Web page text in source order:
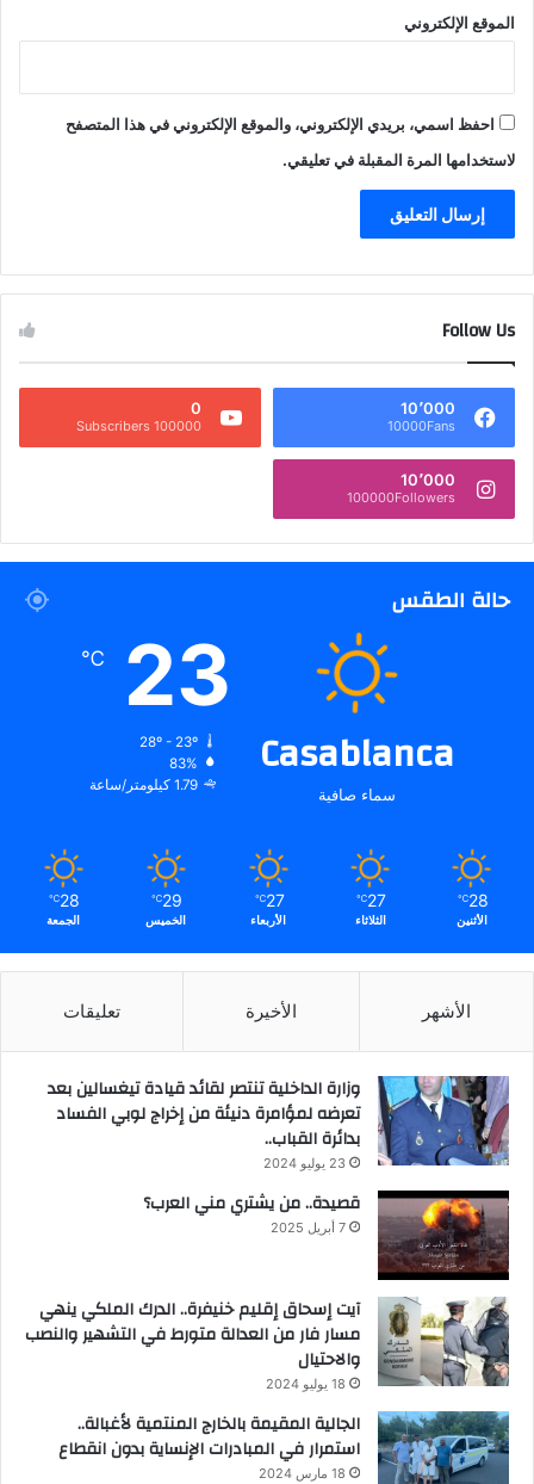
الموقع الإلكتروني
احفظ اسمي، بريدي الإلكتروني، والموقع الإلكتروني في هذا المتصفح
لاستخدامها المرة المقبلة في تعليقي.
Follow Us
10٬000
10000Fans
0
100000 Subscribers
10٬000
100000Followers
حالة الطقس
Casablanca
سماء صافية
23
℃
28º - 23º
83%
1.79 كيلومتر/ساعة
28
℃
الأثنين
27
℃
الثلاثاء
27
℃
الأربعاء
29
℃
الخميس
28
℃
الجمعة
الأشهر الأخيرة تعليقات
وزارة الداخلية تنتصر لقائد قيادة تيغسالين بعد
تعرضه لمؤامرة دنيئة من إخراج لوبي الفساد
بدائرة القباب..
23 يوليو 2024
قصيدة.. من يشتري مني العرب؟
7 أبريل 2025
آيت إسحاق إقليم خنيفرة.. الدرك الملكي ينهي
مسار فار من العدالة متورط في التشهير والنصب
والاحتيال
18 يوليو 2024
الجالية المقيمة بالخارج المنتمية لأغبالة..
استمرار في المبادرات الإنساية بدون انقطاع
18 مارس 2024